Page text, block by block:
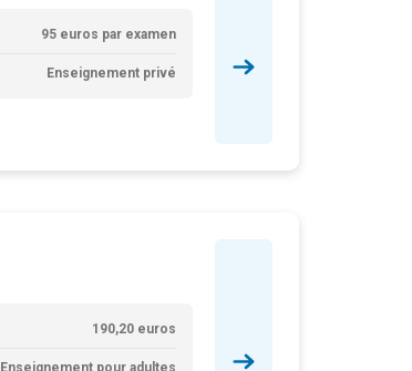
95 euros par examen
Enseignement privé
190,20 euros
Enseignement pour adultes